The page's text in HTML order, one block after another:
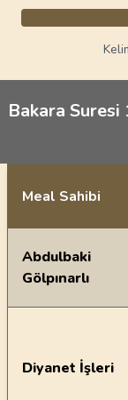
Bakara
Ayetin
Meal Sahibi
Abdulbaki
Gölpınarlı
Diyanet İşleri